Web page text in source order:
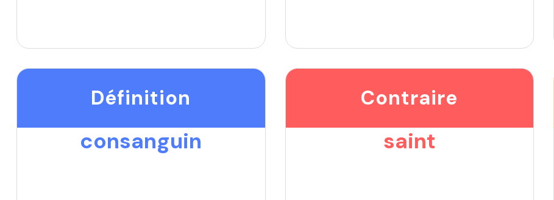
Définition
consanguin
Contraire
saint